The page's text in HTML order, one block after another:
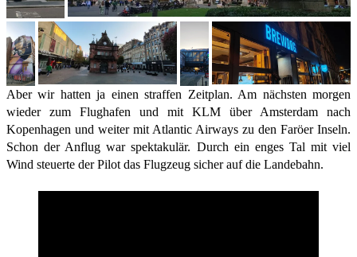
Aber wir hatten ja einen straffen Zeitplan. Am nächsten morgen
wieder zum Flughafen und mit KLM über Amsterdam nach
Kopenhagen und weiter mit Atlantic Airways zu den Faröer Inseln.
Schon der Anflug war spektakulär. Durch ein enges Tal mit viel
Wind steuerte der Pilot das Flugzeug sicher auf die Landebahn.